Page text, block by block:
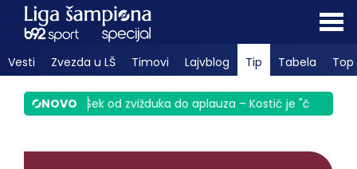
Vesti Zvezda u LŠ Timovi Lajvblog Tip Tabela Top
NOVO
Srbiju| Sek od zvižduka do aplauza – Kostić je "čigra"